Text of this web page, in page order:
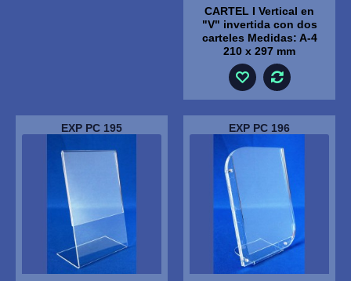
CARTEL I Vertical en
"V" invertida con dos
carteles Medidas: A-4
210 x 297 mm
EXP PC 195 EXP PC 196